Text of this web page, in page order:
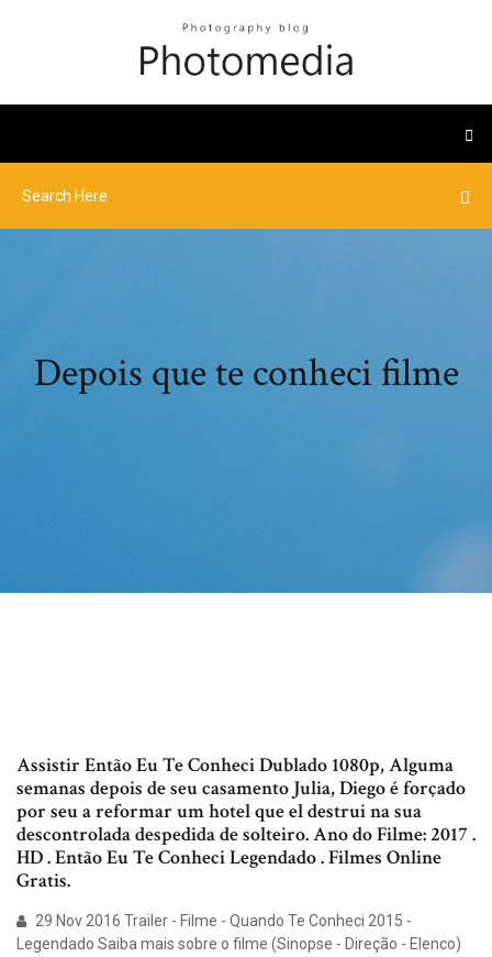
Depois que te conheci filme
Assistir Então Eu Te Conheci Dublado 1080p, Alguma
semanas depois de seu casamento Julia, Diego é forçado
por seu a reformar um hotel que el destrui na sua
descontrolada despedida de solteiro. Ano do Filme: 2017 .
HD . Então Eu Te Conheci Legendado . Filmes Online
Gratis.
29 Nov 2016 Trailer - Filme - Quando Te Conheci 2015 -
Legendado Saiba mais sobre o filme (Sinopse - Direção - Elenco)